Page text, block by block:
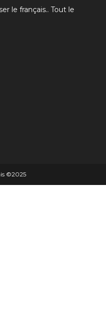
le français.. Tout le
©️2025